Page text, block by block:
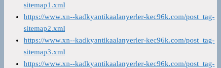
sitemap1.xml
https://www.xn--kadkyantikaalanyerler-kec96k.com/post_tag-
sitemap2.xml
https://www.xn--kadkyantikaalanyerler-kec96k.com/post_tag-
sitemap3.xml
https://www.xn--kadkyantikaalanyerler-kec96k.com/post_tag-